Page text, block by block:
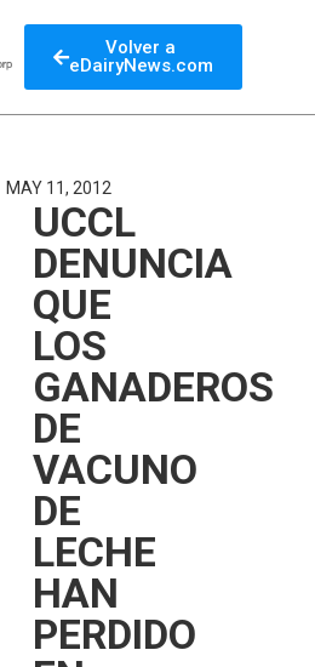
Volver a
eDairyNews.com
MAY 11, 2012
UCCL
DENUNCIA
QUE
LOS
GANADEROS
DE
VACUNO
DE
LECHE
HAN
PERDIDO